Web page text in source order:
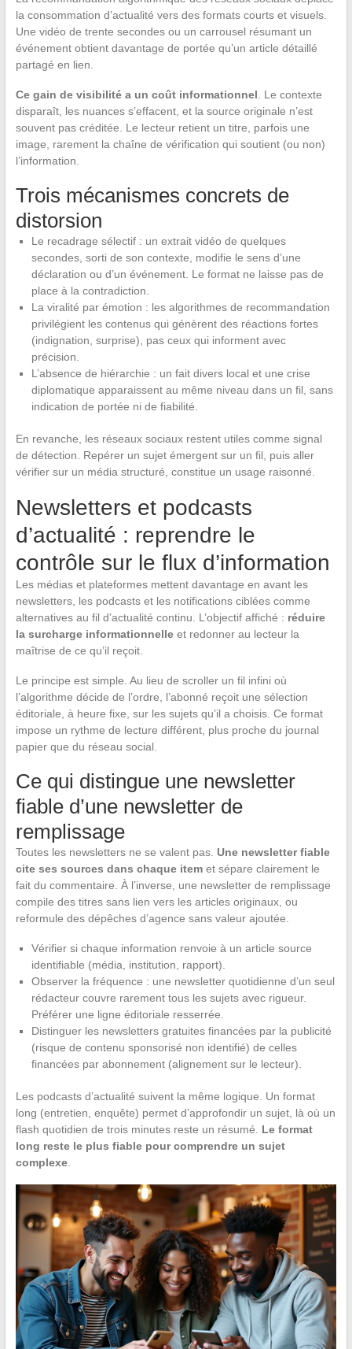
la consommation d’actualité vers des formats courts et visuels.
Une vidéo de trente secondes ou un carrousel résumant un
événement obtient davantage de portée qu’un article détaillé
partagé en lien.
Ce gain de visibilité a un coût informationnel . Le contexte
disparaît, les nuances s’effacent, et la source originale n’est
souvent pas créditée. Le lecteur retient un titre, parfois une
image, rarement la chaîne de vérification qui soutient (ou non)
l’information.
Trois mécanismes concrets de
distorsion
Le recadrage sélectif : un extrait vidéo de quelques
secondes, sorti de son contexte, modifie le sens d’une
déclaration ou d’un événement. Le format ne laisse pas de
place à la contradiction.
La viralité par émotion : les algorithmes de recommandation
privilégient les contenus qui génèrent des réactions fortes
(indignation, surprise), pas ceux qui informent avec
précision.
L’absence de hiérarchie : un fait divers local et une crise
diplomatique apparaissent au même niveau dans un fil, sans
indication de portée ni de fiabilité.
En revanche, les réseaux sociaux restent utiles comme signal
de détection. Repérer un sujet émergent sur un fil, puis aller
vérifier sur un média structuré, constitue un usage raisonné.
Newsletters et podcasts
d’actualité : reprendre le
contrôle sur le flux d’information
Les médias et plateformes mettent davantage en avant les
newsletters, les podcasts et les notifications ciblées comme
alternatives au fil d’actualité continu. L’objectif affiché : réduire
la surcharge informationnelleet redonner au lecteur la
maîtrise de ce qu’il reçoit.
Le principe est simple. Au lieu de scroller un fil infini où
l’algorithme décide de l’ordre, l’abonné reçoit une sélection
éditoriale, à heure fixe, sur les sujets qu’il a choisis. Ce format
impose un rythme de lecture différent, plus proche du journal
papier que du réseau social.
Ce qui distingue une newsletter
fiable d’une newsletter de
remplissage
Toutes les newsletters ne se valent pas. Une newsletter fiable
cite ses sources dans chaque itemet sépare clairement le
fait du commentaire. À l’inverse, une newsletter de remplissage
compile des titres sans lien vers les articles originaux, ou
reformule des dépêches d’agence sans valeur ajoutée.
Vérifier si chaque information renvoie à un article source
identifiable (média, institution, rapport).
Observer la fréquence : une newsletter quotidienne d’un seul
rédacteur couvre rarement tous les sujets avec rigueur.
Préférer une ligne éditoriale resserrée.
Distinguer les newsletters gratuites financées par la publicité
(risque de contenu sponsorisé non identifié) de celles
financées par abonnement (alignement sur le lecteur).
Les podcasts d’actualité suivent la même logique. Un format
long (entretien, enquête) permet d’approfondir un sujet, là où un
flash quotidien de trois minutes reste un résumé. Le format
long reste le plus fiable pour comprendre un sujet
complexe.